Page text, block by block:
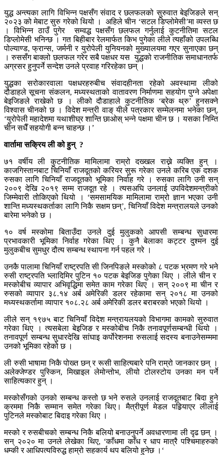
युद्ध अन्त्यका लागि विभिन्न पक्षसँग संवाद र छलफलको सुरुवात बेइजिङले सन्
२०२३ को मेबाट सुरु गरेको थियो । अहिले चीन ‘सटल डिप्लोमेसी’मा व्यस्त छ
। विभिन्न ठाउँ पुगेर सम्वद्ध पक्षसँग छलफल गर्नुलाई कुटनीतिमा सटल
डिप्लोमेसी भनिन्छ । गत बिहीबार रेलमार्फत किभ पुगेका लीले त्यहाँको उपलब्धि
पोल्याण्ड, फ्रान्स, जर्मनी र युरोपेली युनियनको मुख्यालयमा गएर सुनाएका छन्
। रुससँग बाक्लो छलफल गरेर सबै पक्षधर यस युद्धको राजनीतिक समाधानतर्फ
अग्रसर हुनुपर्ने सन्देश उनले प्रवाह गरिरहेका छन् ।
युद्धका सरोकारवाला पक्षधरहरुबीच संवादहीनता रहेको अवस्थामा लीको
दौडाहले सूचना संकलन, मध्यस्थताको वातावरण निर्माणमा सहयोग पुग्ने अपेक्षा
बेइजिङले राखेको छ । लीको दौडाहाले कुटनीतिक ‘ब्रेक थ्रु’ हुनसक्ने
विश्वास चीनको छ । विदेश मन्त्री वाङ् यीले पत्रकार सम्मेलनमा भनेका छन्,
‘युरोपेली महादेशमा यथाशीघ्र शान्ति छाओस् भन्ने पक्षमा चीन छ । यसका निम्ति
चीन सधैँ सहयोगी बन्न चाहन्छ ।’
वार्तामा सक्रिय ली को हुन्?
७१ वर्षीय ली कुटनीतिक मामिलामा राम्रो दख्खल राख्ने व्यक्ति हुन् ।
काजगिस्तानबाट चिनियाँ राजदूतको करियर सुरू गरेका उनले करिब एक दशक
रुसका लागि चिनियाँ राजदूतको भूमिका निर्वाह गरे । रुसका लागि उनी सन्
२००९ देखि २०१९ सम्म राजदूत रहे । त्यसअघि उनलाई उपविदेशमन्त्रीको
जिम्मेवारी तोकिएको थियो । ‘समसामयिक मामिलामा राम्रो ज्ञान भएका उनी
शान्ति मध्यस्थकर्ताका लागि निकै सक्षम छन्’, चिनियाँ विदेश मन्त्रालयले उनको
बारेमा भनेको छ ।
१० वर्ष मस्कोमा बिताउँदा उनले दुई मुलुकको आपसी सम्बन्ध सुधारमा
प्रभावकारी भूमिका निर्वाह गरेका थिए । कुनै बेलाका कट्टर दुश्मन दुई
मुलुकबीच सुमधुर दौत्य सम्बन्ध स्थापना गर्न पहल गरे ।
उनकै पालामा चिनियाँ राष्ट्रपति सी जिनपिङले मस्कोको ८ पटक भ्रमण गरे भने
रुसी राष्ट्रपति भ्लादिमिर पुटिन १० पटक बेइजिङ पुगेका थिए । लीले चीन र
मस्कोबीच व्यापार अभिवृद्धिमा समेत काम गरेका थिए । सन् २००९ मा चीन र
रुसको व्यापार ३८.१४ अर्ब अमेरिकी डलर रहेकामा सन् २०१८ मा उनको
मध्यस्थकर्तामा व्यापार १०८.२८ अर्ब अमेरिकी डलर बराबरको भएको थियो ।
लीले सन् १९७५ बाट चिनियाँ विदेश मन्त्रायलयको विभागमा कामको सुरुवात
गरेका थिए । त्यसबेला बेइजिङ र मस्कोबीच निकै तनावपूर्णसम्बन्धी थियो ।
तनावपूर्ण सम्बन्ध सुधारदेखि सांघाइ कर्पोरेशनमा रुसलाई सदस्य बनाउनेसम्ममा
उनको भूमिका रहेको छ ।
ली रुसी भाषामा निकै पोख्त छन् र रूसी साहित्यबारे पनि राम्रो जानकार छन् ।
अलेक्जेण्डर पुस्किन, मिखाइल लेमोन्तोभ, लीयो टोलस्टोय उनका मन पर्ने
साहित्यकार हुन् ।
मस्कोसँगको उनको सम्बन्ध कस्तो छ भने रुसले उनलाई राजदूतबाट बिदा हुने
क्रममा निकै सम्मान समेत गरेका थिए। मैत्रीपूर्ण मेडल पहिर्‍याएर लीलाई
पुटिनले मस्कोबाट बिदाइ गरेका थिए ।
मस्को र रुसबीचको सम्बन्ध निकै बलियो बनाउनुपर्ने अवधारणामा ली दृढ छन् ।
सन् २०२० मा उनले लेखेका थिए, ‘काँधमा काँध र धाप मात्रै पश्चिमाहरुको
धम्की र आधिपत्यविरुद्ध हाम्रो सहकार्य थप बलियो हुनेछ ।‘